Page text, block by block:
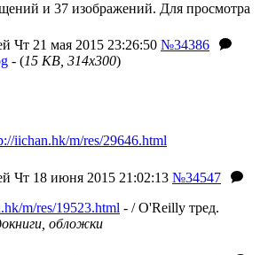
и 37 изображений. Для просмотра
Чт 21 мая 2015 23:26:50 №34386
- (15 KB, 314x300)
iichan.hk/m/res/29646.html
Чт 18 июня 2015 21:02:13 №34547
m/res/19523.html - / O'Reilly тред.
обложки